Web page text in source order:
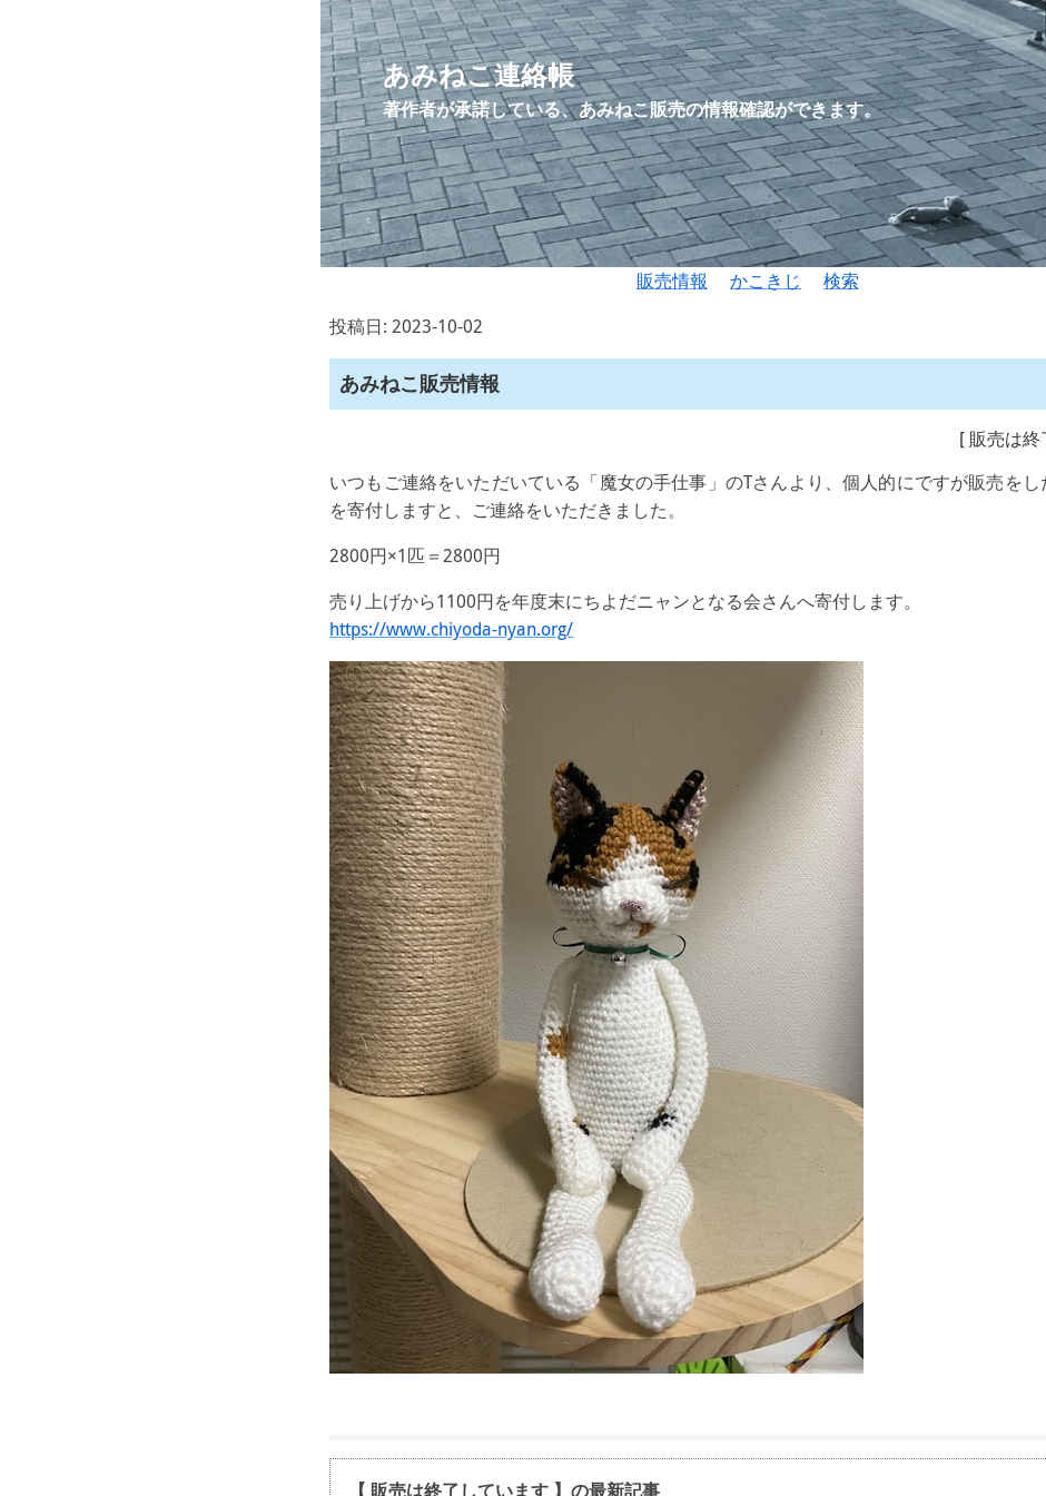
あみねこ連絡帳
著作者が承諾している、あみねこ販売の情報確認ができます。
販売情報 かこきじ
検索
投稿日: 2023-10-02
あみねこ販売情報
[ 販売は
いつもご連絡をいただいている「魔女の手仕事」のTさんより、個人的にですが販売を
を寄付しますと、ご連絡をいただきました。
2800円×1匹＝2800円
売り上げから1100円を年度末にちよだニャンとなる会さんへ寄付します。
https://www.chiyoda-nyan.org/
【 販売は終了しています 】の最新記事